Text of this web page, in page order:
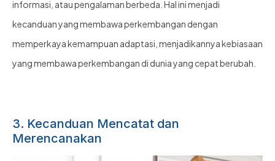
informasi, atau pengalaman berbeda. Hal ini menjadi
kecanduan yang membawa perkembangan dengan
memperkaya kemampuan adaptasi, menjadikannya kebiasaan
yang membawa perkembangan di dunia yang cepat berubah.
3. Kecanduan Mencatat dan
Merencanakan